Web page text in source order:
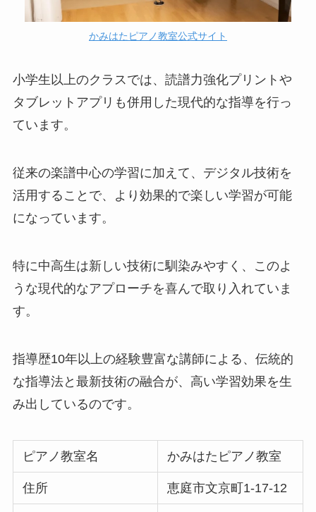
かみはたピアノ教室公式サイト
小学生以上のクラスでは、読譜力強化プリントや
タブレットアプリも併用した現代的な指導を行っ
ています。
従来の楽譜中心の学習に加えて、デジタル技術を
活用することで、より効果的で楽しい学習が可能
になっています。
特に中高生は新しい技術に馴染みやすく、このよ
うな現代的なアプローチを喜んで取り入れていま
す。
指導歴10年以上の経験豊富な講師による、伝統的
な指導法と最新技術の融合が、高い学習効果を生
み出しているのです。
ピアノ教室名 かみはたピアノ教室
住所 恵庭市文京町1-17-12